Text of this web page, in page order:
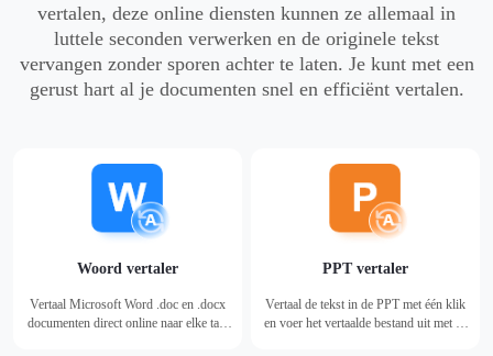
vertalen, deze online diensten kunnen ze allemaal in
luttele seconden verwerken en de originele tekst
vervangen zonder sporen achter te laten. Je kunt met een
gerust hart al je documenten snel en efficiënt vertalen.
Woord vertaler
Vertaal Microsoft Word .doc en .docx
documenten direct online naar elke taal
PPT vertaler
Vertaal de tekst in de PPT met één klik
en voer het vertaalde bestand uit met de